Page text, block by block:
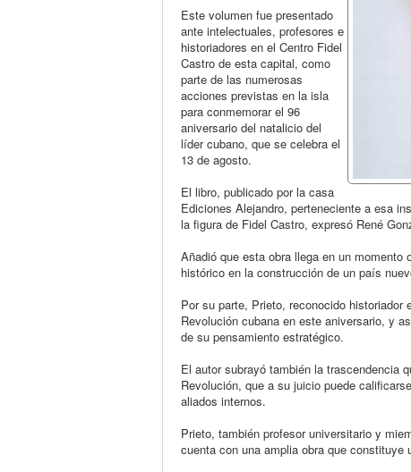
Este volumen fue presentado
ante intelectuales, profesores e
historiadores en el Centro Fidel
Castro de esta capital, como
parte de las numerosas
acciones previstas en la isla
para conmemorar el 96
aniversario del natalicio del
líder cubano, que se celebra el
13 de agosto.
El libro, publicado por la casa
Ediciones Alejandro, perteneciente a esa
la figura de Fidel Castro, expresó René
Añadió que esta obra llega en un
histórico en la construcción de un país
Por su parte, Prieto, reconocido historiador
Revolución cubana en este aniversario, y
de su pensamiento estratégico.
El autor subrayó también la trascendencia
Revolución, que a su juicio puede
aliados internos.
Prieto, también profesor universitario y
cuenta con una amplia obra que